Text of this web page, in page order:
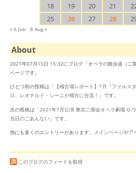
18
19 20 21
25
26 27 28
« 6 Jun 8 Aug »
About
2021年07月15日 15:32にブログ「オペラの散歩道（二
ページです。
ひとつ前の投稿は「 【稽古場レポート】7月『ファルス
ロ、レオナルド・シーニが稽古に合流！ 」です。
次の投稿は「2021年7月公演 東京二期会オペラ劇場 G.
当日のごあんない 」です。
他にも多くのエントリーがあります。 メインページやア
このブログのフィードを取得